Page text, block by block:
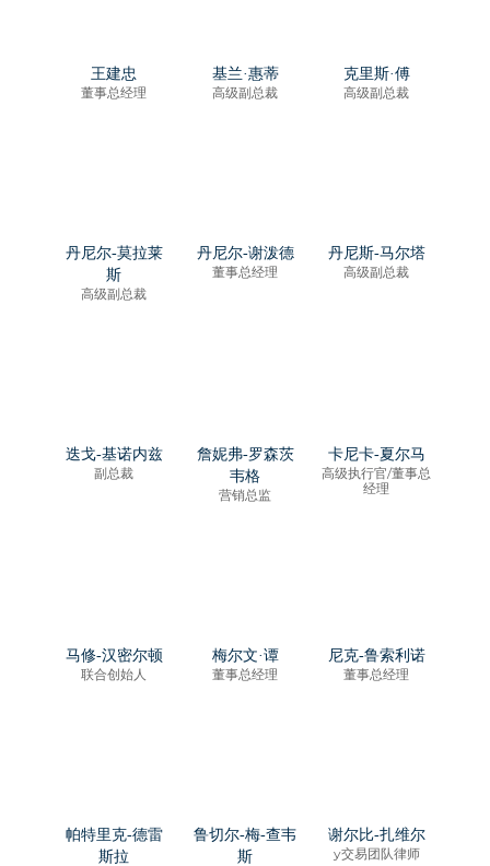
王建忠
董事总经理
基兰·惠蒂
高级副总裁
克里斯·傅
高级副总裁
丹尼尔-莫拉莱
斯
高级副总裁
丹尼尔-谢泼德
董事总经理
丹尼斯-马尔塔
高级副总裁
迭戈-基诺内兹
副总裁
詹妮弗-罗森茨
韦格
营销总监
卡尼卡-夏尔马
高级执行官/董事总
经理
马修-汉密尔顿
联合创始人
梅尔文·谭
董事总经理
尼克-鲁索利诺
董事总经理
帕特里克-德雷
斯拉
鲁切尔-梅-查韦
斯
谢尔比-扎维尔
y交易团队律师